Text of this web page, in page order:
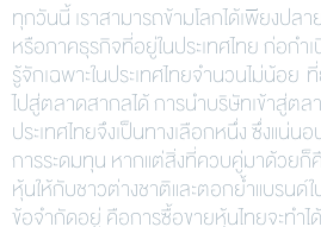
ทุกวันนี้ เราสามารถข้ามโลกได้เพียงป
หรือภาคธุรกิจที่อยู่ในประเทศไทย ก่อกำ
รู้จักเฉพาะในประเทศไทยจำนวนไม่น้อย
ไปสู่ตลาดสากลได้ การนำบริษัทเข้าสู่ต
ประเทศไทยจึงเป็นทางเลือกหนึ่ง ซึ่งแน่
การระดมทุน หากแต่สิ่งที่ควบคู่มาด้วยก็
หุ้นให้กับชาวต่างชาติและตอกย้ำแบรนด์
ข้อจำกัดอยู่ คือการซื้อขายหุ้นไทยจะทำไ